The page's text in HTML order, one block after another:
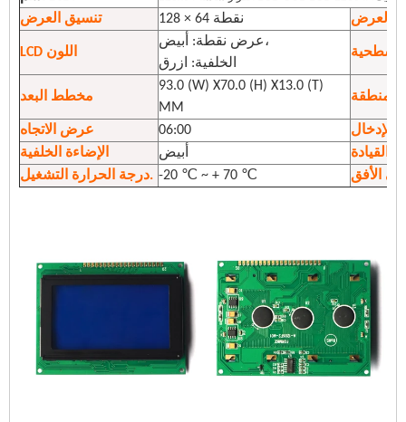
تنسيق العرض 128 × 64 نقطة العرض
LCD اللون
عرض نقطة: أبيض،
الخلفية: ازرق
السطحية
مخطط البعد
93.0 (W) X70.0 (H) X13.0 (T)
MM
عرض الاتجاه 06:00
الإدخال
الإضاءة الخلفية
أبيض
القيادة
درجة الحرارة التشغيل. -20 ℃ ~ + 70 ℃